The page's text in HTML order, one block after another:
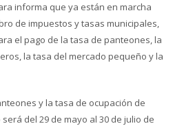
informa que ya están en marcha
de impuestos y tasas municipales,
el pago de la tasa de panteones, la
la tasa del mercado pequeño y la
y la tasa de ocupación de
del 29 de mayo al 30 de julio de